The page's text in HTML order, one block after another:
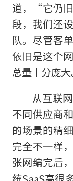
道，“它仍
段，我们还
队。尽管客
依旧是这个
总量十分庞大
从互联
不同供应商
的场景的精
完全不一样
张网编完后